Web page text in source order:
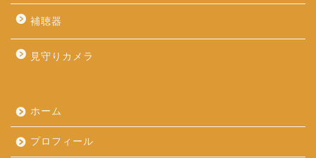
補聴器
見守りカメラ
ホーム
プロフィール